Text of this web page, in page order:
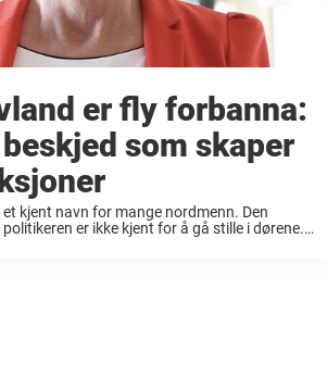
er fly forbanna:
som skaper
kjent navn for mange nordmenn. Den
er ikke kjent for å gå stille i dørene.